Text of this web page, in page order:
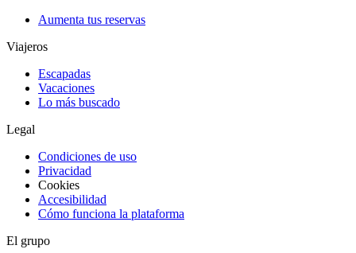
Aumenta tus reservas
Viajeros
Escapadas
Vacaciones
Lo más buscado
Legal
Condiciones de uso
Privacidad
Cookies
Accesibilidad
Cómo funciona la plataforma
El grupo